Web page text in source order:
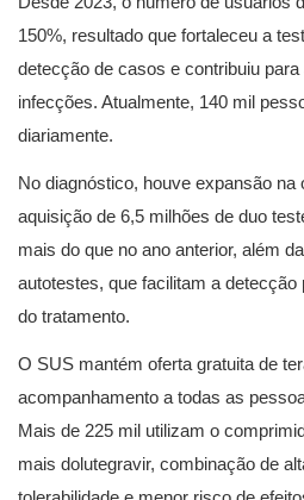
150%, resultado que fortaleceu a
detecção de casos e contribuiu
infecções. Atualmente, 140 mil
diariamente.
No diagnóstico, houve expansão
aquisição de 6,5 milhões de duo
mais do que no ano anterior, além
autotestes, que facilitam a
do tratamento.
O SUS mantém oferta gratuita de
acompanhamento a todas as
Mais de 225 mil utilizam o
mais dolutegravir, combinação de